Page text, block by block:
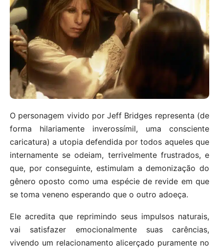
O personagem vivido por Jeff Bridges representa (de
forma hilariamente inverossímil, uma consciente
caricatura) a utopia defendida por todos aqueles que
internamente se odeiam, terrivelmente frustrados, e
que, por conseguinte, estimulam a demonização do
gênero oposto como uma espécie de revide em que
se toma veneno esperando que o outro adoeça.
Ele acredita que reprimindo seus impulsos naturais,
vai satisfazer emocionalmente suas carências,
vivendo um relacionamento alicerçado puramente no